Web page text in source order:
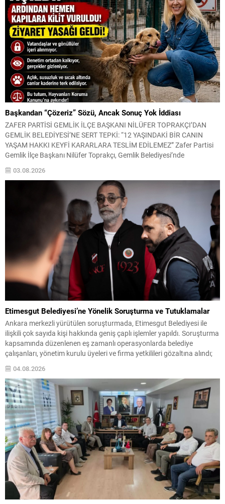
Başkandan “Çözeriz” Sözü, Ancak Sonuç Yok İddiası
ZAFER PARTİSİ GEMLİK İLÇE BAŞKANI NİLÜFER TOPRAKÇI’DAN
GEMLİK BELEDİYESİ’NE SERT TEPKİ: “12 YAŞINDAKİ BİR CANIN
YAŞAM HAKKI KEYFİ KARARLARA TESLİM EDİLEMEZ” Zafer Partisi
Gemlik İlçe Başkanı Nilüfer Toprakçı, Gemlik Belediyesi’nde
kapsamlı bir açıklama yaptı. Toprakçı, yıllardır sokakta vatandaşların
bakımını üstlendiği 12 yaşındaki yaşlı...
03.08.2026
Etimesgut Belediyesi’ne Yönelik Soruşturma ve Tutuklamalar
Ankara merkezli yürütülen soruşturmada, Etimesgut Belediyesi ile
ilişkili çok sayıda kişi hakkında geniş çaplı işlemler yapıldı. Soruşturma
kapsamında düzenlenen eş zamanlı operasyonlarda belediye
çalışanları, yönetim kurulu üyeleri ve firma yetkilileri gözaltına alındı;
bazı adres ve iş yerlerinde arama-el koyma işlemleri gerçekleştirildi.
İçişleri Bakanlığı, tutuklanan belediye başkanı hakkında geçici
görevden uzaklaştırma...
04.08.2026